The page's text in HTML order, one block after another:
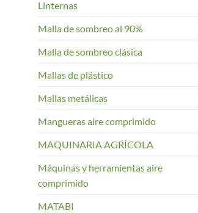
Linternas
Malla de sombreo al 90%
Malla de sombreo clásica
Mallas de plástico
Mallas metálicas
Mangueras aire comprimido
MAQUINARIA AGRÍCOLA
Máquinas y herramientas aire
comprimido
MATABI